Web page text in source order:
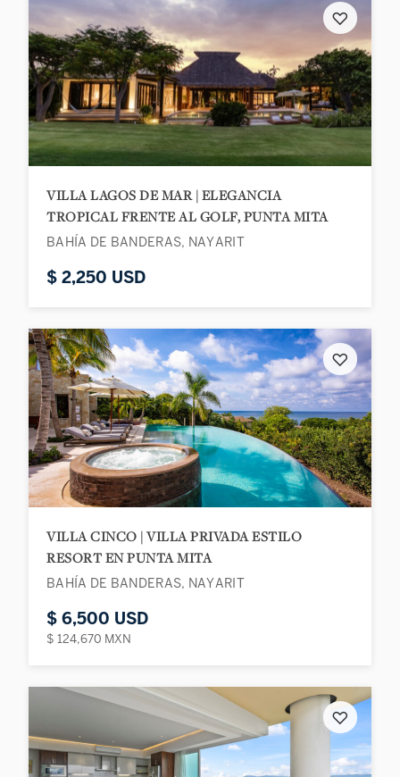
♡
VILLA LAGOS DE MAR | ELEGANCIA
TROPICAL FRENTE AL GOLF, PUNTA MITA
BAHÍA DE BANDERAS, NAYARIT
$ 2,250 USD
♡
VILLA CINCO | VILLA PRIVADA ESTILO
RESORT EN PUNTA MITA
BAHÍA DE BANDERAS, NAYARIT
$ 6,500 USD
$ 124,670 MXN
♡